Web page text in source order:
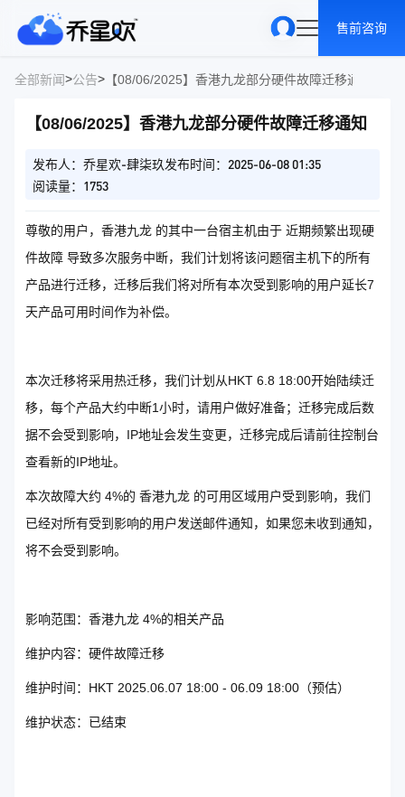
售前咨询
全部新闻>公告> 【08/06/2025】香港九龙部分硬件故障迁移通知
【08/06/2025】香港九龙部分硬件故障迁移通知
发布人：乔星欢-肆柒玖发布时间：2025-06-08 01:35
阅读量：1753
尊敬的用户，香港九龙 的其中一台宿主机由于 近期频繁出现硬
件故障 导致多次服务中断，我们计划将该问题宿主机下的所有
产品进行迁移，迁移后我们将对所有本次受到影响的用户延长7
天产品可用时间作为补偿。
本次迁移将采用热迁移，我们计划从HKT 6.8 18:00开始陆续迁
移，每个产品大约中断1小时，请用户做好准备；迁移完成后数
据不会受到影响，IP地址会发生变更，迁移完成后请前往控制台
查看新的IP地址。
本次故障大约 4%的 香港九龙 的可用区域用户受到影响，我们
已经对所有受到影响的用户发送邮件通知，如果您未收到通知，
将不会受到影响。
影响范围：香港九龙 4%的相关产品
维护内容：硬件故障迁移
维护时间：HKT 2025.06.07 18:00 - 06.09 18:00（预估）
维护状态：已结束